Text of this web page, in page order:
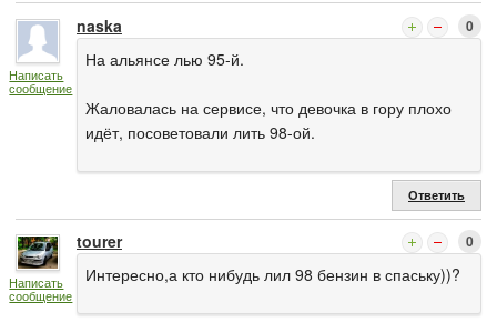
Написать
сообщение
naska 0
На альянсе лью 95-й.
Жаловалась на сервисе, что девочка в гору плохо
идёт, посоветовали лить 98-ой.
Ответить
Написать
сообщение
tourer 0
Интересно,а кто нибудь лил 98 бензин в спаську))?